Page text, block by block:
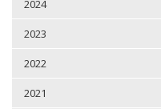
2024
2023
2022
2021